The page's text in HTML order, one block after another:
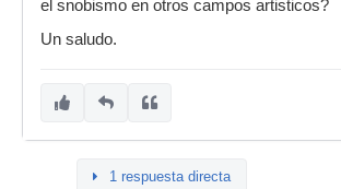
el snobismo en otros campos artisticos?
Un saludo.
1 respuesta directa